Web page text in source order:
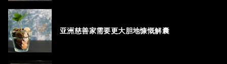
亚洲慈善家需要更大胆地慷慨解囊